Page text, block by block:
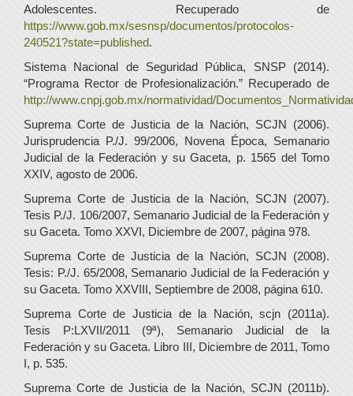
Adolescentes. Recuperado de
https://www.gob.mx/sesnsp/documentos/protocolos-
240521?state=published.
Sistema Nacional de Seguridad Pública, SNSP (2014).
“Programa Rector de Profesionalización.” Recuperado de
http://www.cnpj.gob.mx/normatividad/
Suprema Corte de Justicia de la Nación, SCJN (2006).
Jurisprudencia P./J. 99/2006, Novena Época, Semanario
Judicial de la Federación y su Gaceta, p. 1565 del Tomo
XXIV, agosto de 2006.
Suprema Corte de Justicia de la Nación, SCJN (2007).
Tesis P./J. 106/2007, Semanario Judicial de la Federación y
su Gaceta. Tomo XXVI, Diciembre de 2007, página 978.
Suprema Corte de Justicia de la Nación, SCJN (2008).
Tesis: P./J. 65/2008, Semanario Judicial de la Federación y
su Gaceta. Tomo XXVIII, Septiembre de 2008, página 610.
Suprema Corte de Justicia de la Nación, scjn (2011a).
Tesis P:LXVII/2011 (9ª), Semanario Judicial de la
Federación y su Gaceta. Libro III, Diciembre de 2011, Tomo
I, p. 535.
Suprema Corte de Justicia de la Nación, SCJN (2011b).